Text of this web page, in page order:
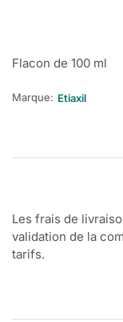
Flacon de 100 ml
Marque: Etiaxil
Les frais de
validation de la
tarifs.